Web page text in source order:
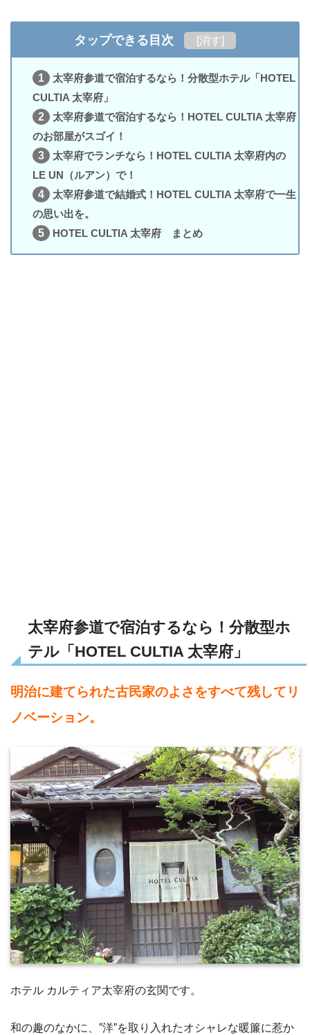
タップできる目次 [消す]
1
太宰府参道で宿泊するなら！分散型ホテル「HOTEL
CULTIA 太宰府」
2
太宰府参道で宿泊するなら！HOTEL CULTIA 太宰府
のお部屋がスゴイ！
3
太宰府でランチなら！HOTEL CULTIA 太宰府内の
LE UN（ルアン）で！
4
太宰府参道で結婚式！HOTEL CULTIA 太宰府で一生
の思い出を。
5
HOTEL CULTIA 太宰府 まとめ
太宰府参道で宿泊するなら！分散型ホ
テル「HOTEL CULTIA 太宰府」
明治に建てられた古民家のよさをすべて残してリ
ノベーション。
ホテル カルティア太宰府の玄関です。
和の趣のなかに、”洋”を取り入れたオシャレな暖簾に惹か